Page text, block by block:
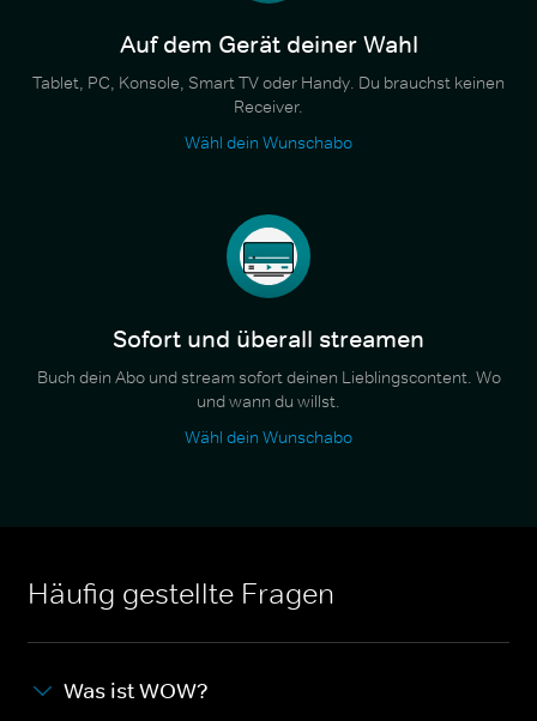
Auf dem Gerät deiner Wahl
Tablet, PC, Konsole, Smart TV oder Handy. Du brauchst keinen
Receiver.
Wähl dein Wunschabo
Sofort und überall streamen
Buch dein Abo und stream sofort deinen Lieblingscontent. Wo
und wann du willst.
Wähl dein Wunschabo
Häufig gestellte Fragen
Was ist WOW?